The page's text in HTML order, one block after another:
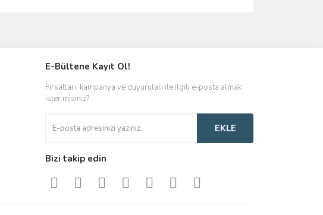
E-Bültene Kayıt Ol!
Fırsatları, kampanya ve duyuruları ile ilgili e-posta almak
ister misiniz?
EKLE
Bizi takip edin